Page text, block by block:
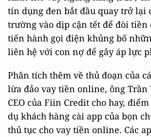
tín dụng đen bắt đầu quay trở lại
trường vào dịp cận tết để đòi tiền
tiến hành gọi điện khủng bố
liên hệ với con nợ để gây áp lực
Phân tích thêm về thủ đoạn của
lừa đảo vay tiền online, ông Trần
CEO của Fiin Credit cho hay,
dụ khách hàng cài app của bọn
thủ tục cho vay tiền online. Các